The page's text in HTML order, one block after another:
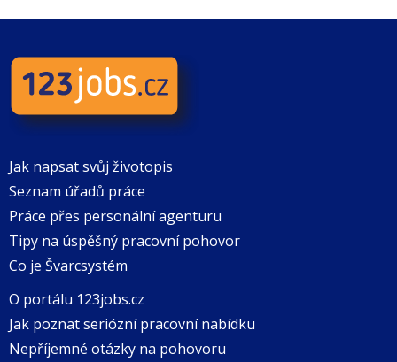
Jak napsat svůj životopis
Seznam úřadů práce
Práce přes personální agenturu
Tipy na úspěšný pracovní pohovor
Co je Švarcsystém
O portálu 123jobs.cz
Jak poznat seriózní pracovní nabídku
Nepříjemné otázky na pohovoru